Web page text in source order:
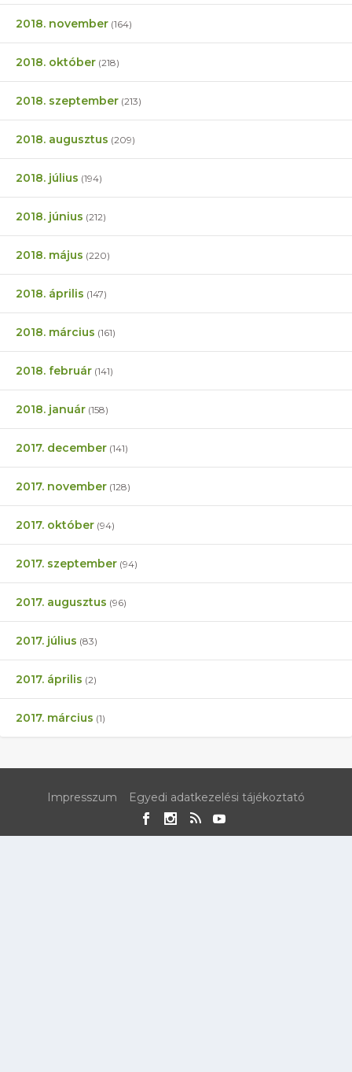
2018. november (164)
2018. október (218)
2018. szeptember (213)
2018. augusztus (209)
2018. július (194)
2018. június (212)
2018. május (220)
2018. április (147)
2018. március (161)
2018. február (141)
2018. január (158)
2017. december (141)
2017. november (128)
2017. október (94)
2017. szeptember (94)
2017. augusztus (96)
2017. július (83)
2017. április (2)
2017. március (1)
Impresszum Egyedi adatkezelési tájékoztató